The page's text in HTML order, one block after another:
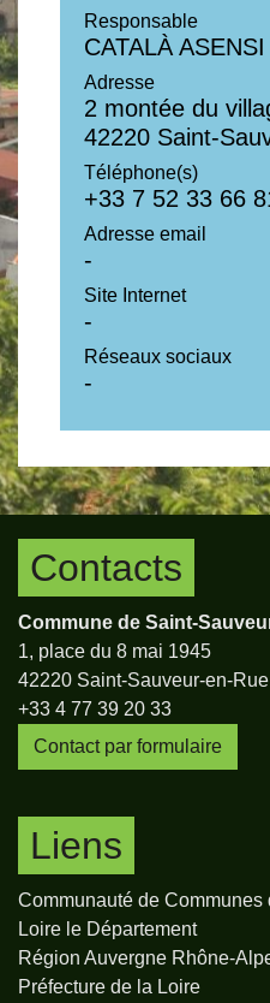
Responsable
CATALÀ
Adresse
2 montée du
42220 Saint-
Téléphone(s)
+33 7 52 33 66
Adresse email
-
Site Internet
-
Réseaux sociaux
-
Contacts
Commune de Saint-
1, place du 8 mai 1945
42220 Saint-Sauveur-en-
+33 4 77 39 20 33
Contact par formulaire
Liens
Communauté de Communes
Loire le Département
Région Auvergne Rhône-
Préfecture de la Loire